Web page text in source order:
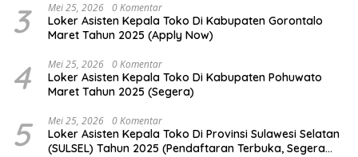
3 Mei 25, 2026 0 Komentar
Loker Asisten Kepala Toko Di Kabupaten Gorontalo
Maret Tahun 2025 (Apply Now)
4 Mei 25, 2026 0 Komentar
Loker Asisten Kepala Toko Di Kabupaten Pohuwato
Maret Tahun 2025 (Segera)
5 Mei 25, 2026 0 Komentar
Loker Asisten Kepala Toko Di Provinsi Sulawesi Selatan
(SULSEL) Tahun 2025 (Pendaftaran Terbuka, Segera